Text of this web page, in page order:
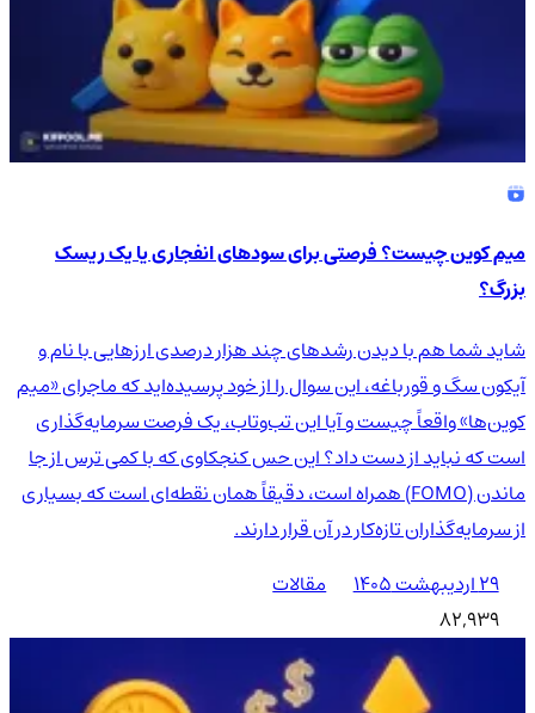
میم کوین چیست؟ فرصتی برای سودهای انفجاری یا یک ریسک
بزرگ؟
شاید شما هم با دیدن رشدهای چند هزار درصدی ارزهایی با نام و
آیکون سگ و قورباغه، این سوال را از خود پرسیده‌اید که ماجرای «میم
کوین‌ها» واقعاً چیست و آیا این تب‌وتاب، یک فرصت سرمایه‌گذاری
است که نباید از دست داد؟ این حس کنجکاوی که با کمی ترس از جا
ماندن (FOMO) همراه است، دقیقاً همان نقطه‌ای است که بسیاری
از سرمایه‌گذاران تازه‌کار در آن قرار دارند.
۲۹ اردیبهشت ۱۴۰۵
مقالات
82,939